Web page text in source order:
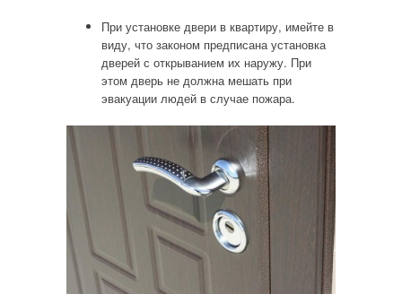
При установке двери в квартиру, имейте в
виду, что законом предписана установка
дверей с открыванием их наружу. При
этом дверь не должна мешать при
эвакуации людей в случае пожара.